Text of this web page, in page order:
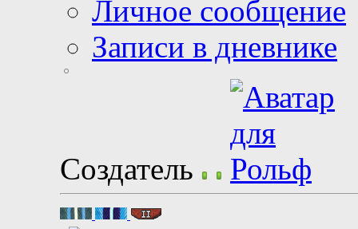
Личное сообщение
Записи в дневнике
Создатель